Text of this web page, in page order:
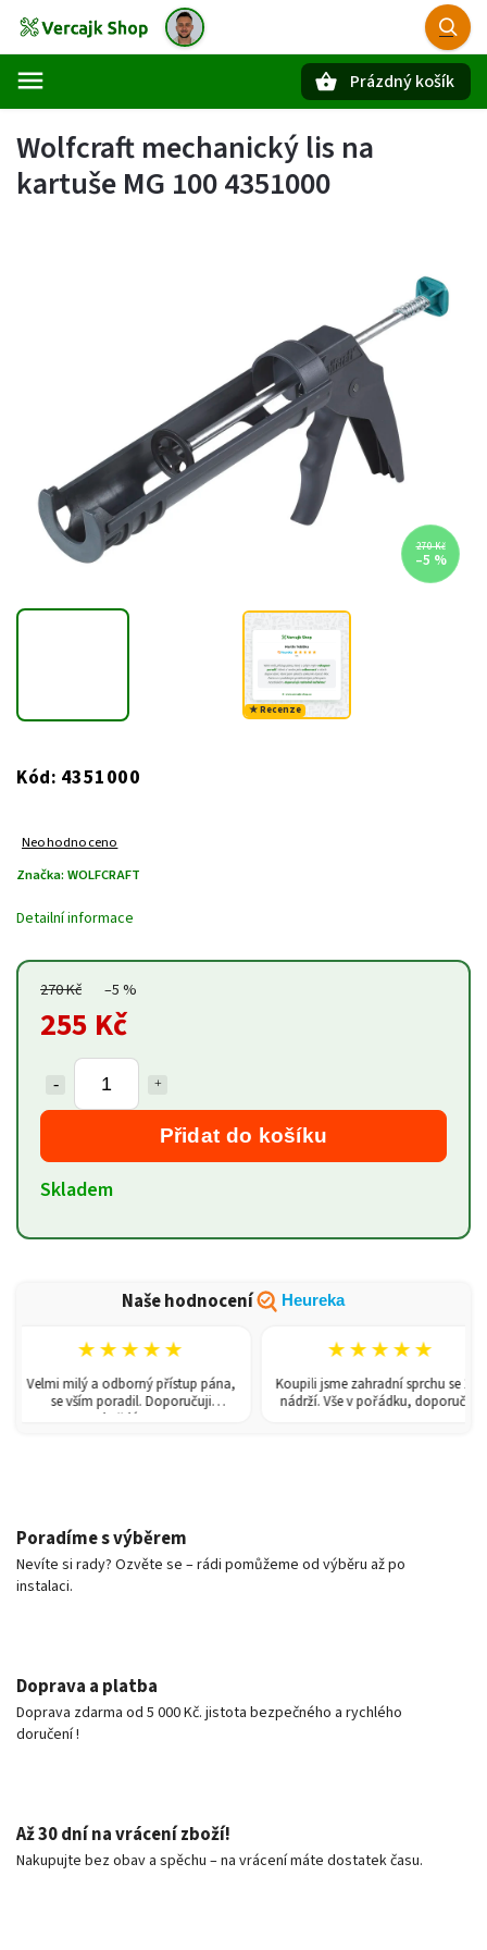
Prázdný košík
Wolfcraft mechanický lis na
kartuše MG 100 4351000
270 Kč
–5 %
★ Recenze
Kód: 4351000
Neohodnoceno
Značka: WOLFCRAFT
270 Kč –5 %
255 Kč
Přidat do košíku
Skladem
Detailní informace
Naše hodnocení Heureka
★★★★★
Velmi milý a odborný přístup pána,
se vším poradil. Doporučuji
každému!
★★★★★
Koupili jsme zahradní sprchu se 150l
nádrží. Vše v pořádku, doporučuji.
Poradíme s výběrem
Nevíte si rady? Ozvěte se – rádi pomůžeme od výběru až po
instalaci.
Doprava a platba
Doprava zdarma od 5 000 Kč. jistota bezpečného a rychlého
doručení !
Až 30 dní na vrácení zboží!
Nakupujte bez obav a spěchu – na vrácení máte dostatek času.